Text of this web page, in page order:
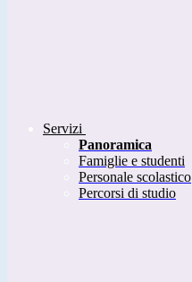
Servizi
Panoramica
Famiglie e studenti
Personale scolastico
Percorsi di studio